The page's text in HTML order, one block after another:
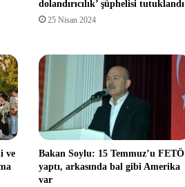
dolandırıcılık’ şüphelisi tutuklandı
25 Nisan 2024
ve
Bakan Soylu: 15 Temmuz’u FETÖ
yaptı, arkasında bal gibi Amerika
var